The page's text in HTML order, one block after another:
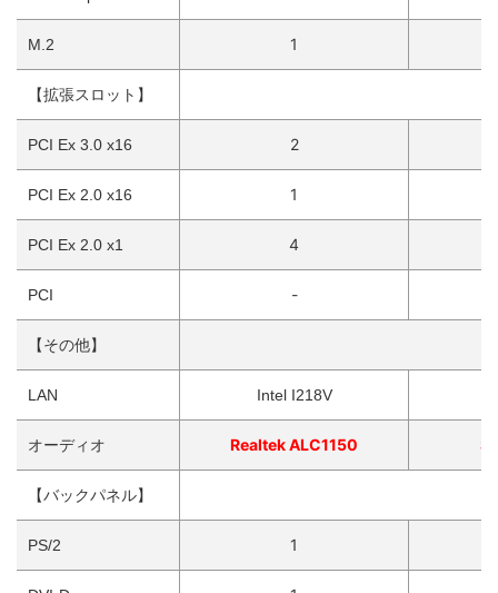
M.2 1
【拡張スロット】
PCI Ex 3.0 x16 2
PCI Ex 2.0 x16 1
PCI Ex 2.0 x1 4
PCI -
【その他】
LAN Intel I218V
オーディオ Realtek ALC1150
【バックパネル】
PS/2 1